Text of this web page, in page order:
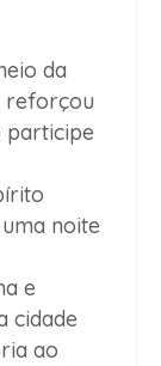
da
reforçou
participe
noite
e
cidade
ao